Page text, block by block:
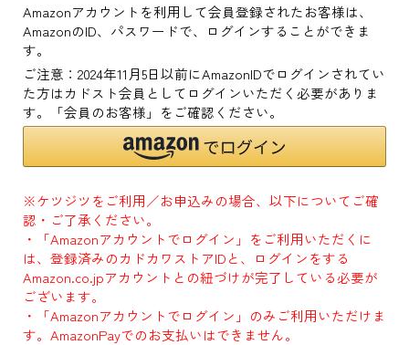
Amazonアカウントを利用して会員登録されたお客様は、
AmazonのID、パスワードで、ログインすることができま
す。
ご注意：2024年11月5日以前にAmazonIDでログインされてい
た方はカドスト会員としてログインいただく必要がありま
す。「会員のお客様」をご確認ください。
※ケツジツをご利用／お申込みの場合、以下についてご確
認・ご了承ください。
・「Amazonアカウントでログイン」をご利用いただくに
は、登録済みのカドカワストアIDと、ログインをする
Amazon.co.jpアカウントとの紐づけが完了している必要が
ございます。
・「Amazonアカウントでログイン」のみご利用いただけま
す。AmazonPayでのお支払いはできません。